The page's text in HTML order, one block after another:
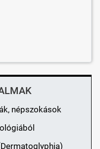
népszokások